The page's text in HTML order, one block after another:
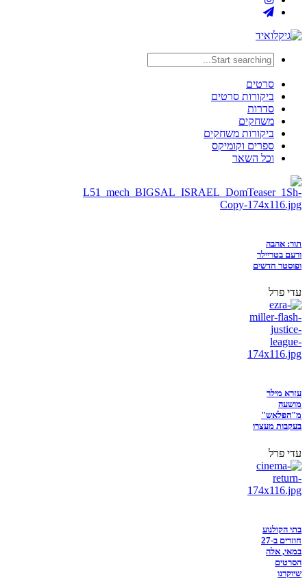
סרטים
ביקורות סרטים
סדרות
משחקים
ביקורות משחקים
ספרים וקומיקס
וכל השאר
תור: אהבה
ורעם בטריילר
ופוסטר חדשים
עדי פרל
עזרא מילר
מושעה
מ"הפלאש"
בעקבות מעצרו
עדי פרל
בתי הקולנוע
חוזרים ב-27
במאי, אלה
הסרטים
שיוקרנו